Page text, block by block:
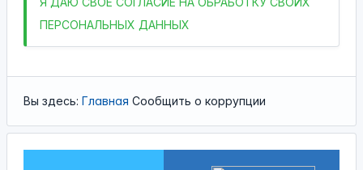
ПЕРСОНАЛЬНЫХ ДАННЫХ
Вы здесь: Главная Сообщить о коррупции